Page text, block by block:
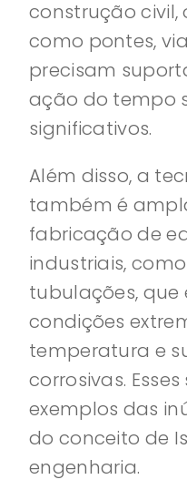
construção civil,
como pontes,
precisam
ação do tempo
significativos.
Além disso, a
também é
fabricação de
industriais,
tubulações, que
condições
temperatura e
corrosivas.
exemplos das
do conceito de
engenharia.